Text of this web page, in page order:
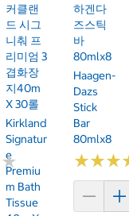
★
★
커클랜
드 시그
니춰 프
리미엄 3
겹화장
지40m
X 30롤
Kirkland
Signatur
E
Premiu
M Bath
Tissue
하겐다
즈스틱
바
80mlx8
Haagen-
Dazs
Stick
Bar
80mlx8
★★★
★★★